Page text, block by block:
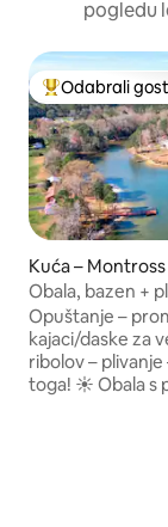
pogledu
Među najviše
Odabrali
Kuća – Montross
Obala, bazen +
Potomac
Opuštanje –
kajaci/daske za
ribolov –
toga! ☀️ Obala s pristaništem 👨‍🍳 Plinska